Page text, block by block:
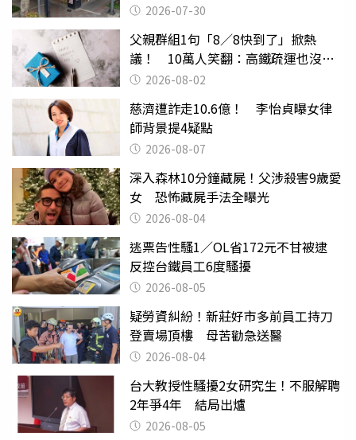
2026-07-30
父親群組1句「8／8快到了」掀熱
議！ 10萬人笑翻：高鐵疏運也沒列
父親節
2026-08-02
慈濟遭詐走10.6億！ 李怡貞曝女律
師背景提4疑點
2026-08-07
深入森林10分鐘藏屍！父涉殺害9歲愛
女 恐怖藏屍手法全曝光
2026-08-04
逃票告性騷1／OL省172元不甘被逮
反控台鐵員工6度騷擾
2026-08-05
疑勞資糾紛！新莊好市多前員工持刀
登賣場頂樓 母苦勸急送醫
2026-08-04
台大教授性騷擾2女研究生！不服解聘
2年爭4年 結局出爐
2026-08-05